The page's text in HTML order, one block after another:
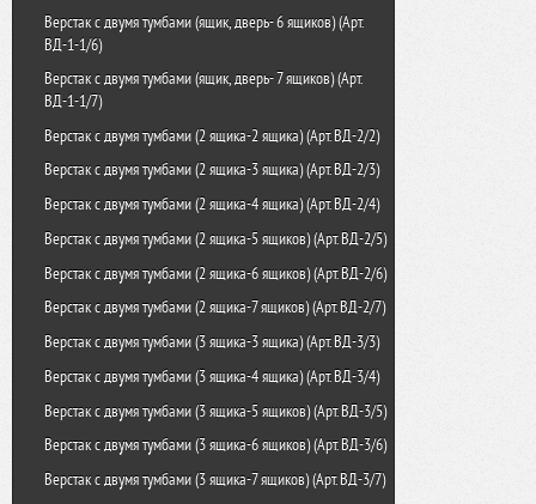
Шкаф для ключей КЛ-30П
Шкаф для ключей КЛ-40П
Шкаф для ключей КЛ-50П
Шкаф для ключей КЛ-1
Брелок для ключей универсальный
Шкаф для ключей К-20
Шкаф для ключей К-48
Шкаф для ключей К-96
Шкаф картотечный ШК-8(A4)
Шкаф картотечный ШК-8(A5)
Шкаф картотечный ШК-8(A6)
Шкаф картотечный ШК-9(A5)
Шкаф картотечный ШК-9(A6)
Шкаф картотечный ШК-65
Верстак с двумя тумбами (ящик, дверь- 6 ящиков) (Арт.
ВД-1-1/6)
Верстак с двумя тумбами (ящик, дверь- 7 ящиков) (Арт.
ВД-1-1/7)
Верстак с двумя тумбами (2 ящика-2 ящика) (Арт. ВД-2/2)
Верстак с двумя тумбами (2 ящика-3 ящика) (Арт. ВД-2/3)
Верстак с двумя тумбами (2 ящика-4 ящика) (Арт. ВД-2/4)
Верстак с двумя тумбами (2 ящика-5 ящиков) (Арт. ВД-2/5)
Верстак с двумя тумбами (2 ящика-6 ящиков) (Арт. ВД-2/6)
Верстак с двумя тумбами (2 ящика-7 ящиков) (Арт. ВД-2/7)
Верстак с двумя тумбами (3 ящика-3 ящика) (Арт. ВД-3/3)
Верстак с двумя тумбами (3 ящика-4 ящика) (Арт. ВД-3/4)
Верстак с двумя тумбами (3 ящика-5 ящиков) (Арт. ВД-3/5)
Верстак с двумя тумбами (3 ящика-6 ящиков) (Арт. ВД-3/6)
Верстак с двумя тумбами (3 ящика-7 ящиков) (Арт. ВД-3/7)